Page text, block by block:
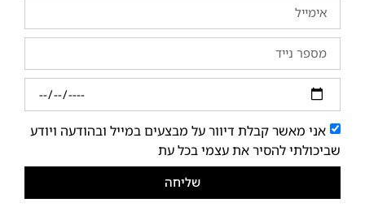
אני מאשר קבלת דיוור על מבצעים במייל ובהודעה ויודע
שביכולתי להסיר את עצמי בכל עת
שליחה